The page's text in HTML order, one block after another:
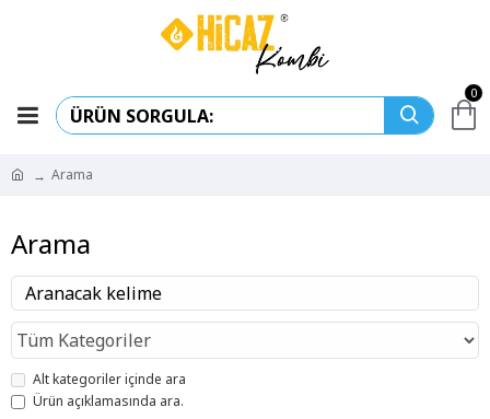
0
Arama
Arama
Alt kategoriler içinde ara
Ürün açıklamasında ara.